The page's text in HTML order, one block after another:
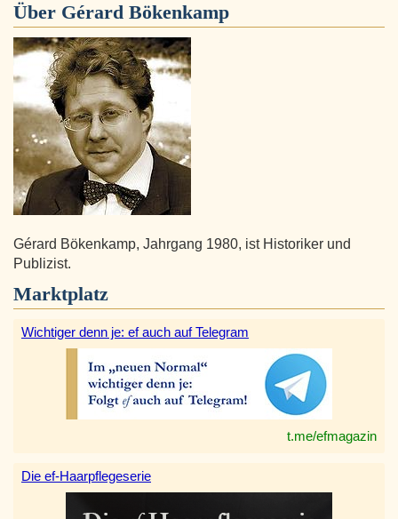
Über Gérard Bökenkamp
Gérard Bökenkamp, Jahrgang 1980, ist Historiker und
Publizist.
Marktplatz
Wichtiger denn je: ef auch auf Telegram
t.me/efmagazin
Die ef-Haarpflegeserie